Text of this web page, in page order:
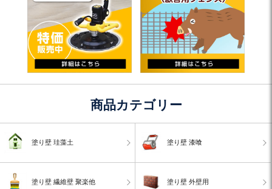
商品カテゴリー
塗り壁 珪藻土 塗り壁 漆喰
塗り壁 繊維壁 聚楽他 塗り壁 外壁用